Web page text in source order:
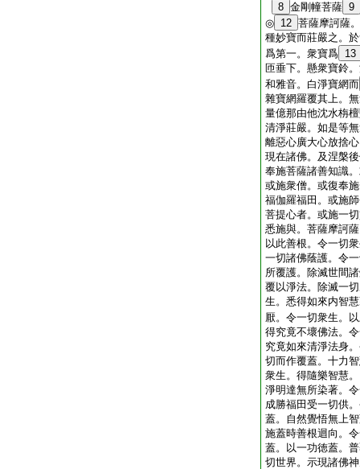
8 金剛幢菩薩 9
◎ 12 菩薩摩訶薩
種妙寶而莊嚴之。
爲第一。衆寶爲 13
匝垂下。懸衆寶鈴
和雅音。白淨寶網而
雜寶網羅覆其上。
量億那由他沈水栴
清淨莊嚴。如是等
離惡心廣大心放捨
現在諸佛。及涅槃
奉施菩薩諸善知識
或施衆僧。或復奉
福伽羅福田。或施
菩提心者。或施一
悉施與。菩薩摩訶
以此善根。令一切
一切諸佛蔭護。令
所覆護。除滅世間
覆以淨法。除滅一
生。悉得如來内智
厭。令一切衆生。
得究竟不壞佛法。
究竟如來清淨法身
切而作覆蓋。十力
衆生。得隨樂智慧
淨明達無所染著。
成勝福田受一切供
蓋。自然覺悟無上
施蓋時善根迴向。
蓋。以一功徳蓋。
切世界。示現諸佛